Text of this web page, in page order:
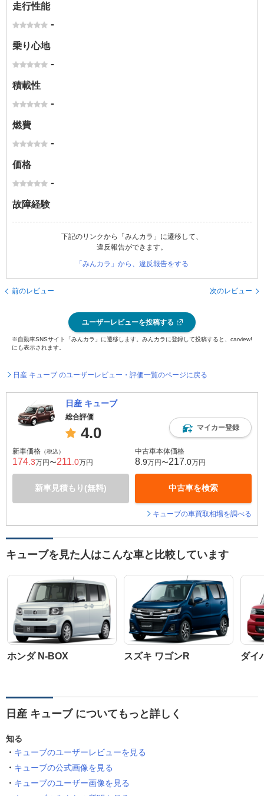
走行性能
-
乗り心地
-
積載性
-
燃費
-
価格
-
故障経験
下記のリンクから「みんカラ」に遷移して、
違反報告ができます。
「みんカラ」から、違反報告をする
前のレビュー 次のレビュー
ユーザーレビューを投稿する
※自動車SNSサイト「みんカラ」に遷移します。みんカラに登録して投稿すると、carview!
にも表示されます。
日産 キューブ のユーザーレビュー・評価一覧のページに戻る
日産 キューブ
総合評価
4.0 マイカー登録
新車価格 （税込）
174 .3万円〜211 .0万円
新車見積もり(無料)
中古車本体価格
8 .9万円〜217 .0万円
中古車を検索
キューブの車買取相場を調べる
キューブを見た人はこんな車と比較しています
ホンダ N-BOX スズキ ワゴンR ダイ
日産 キューブ についてもっと詳しく
知る
キューブのユーザーレビューを見る
キューブの公式画像を見る
キューブのユーザー画像を見る